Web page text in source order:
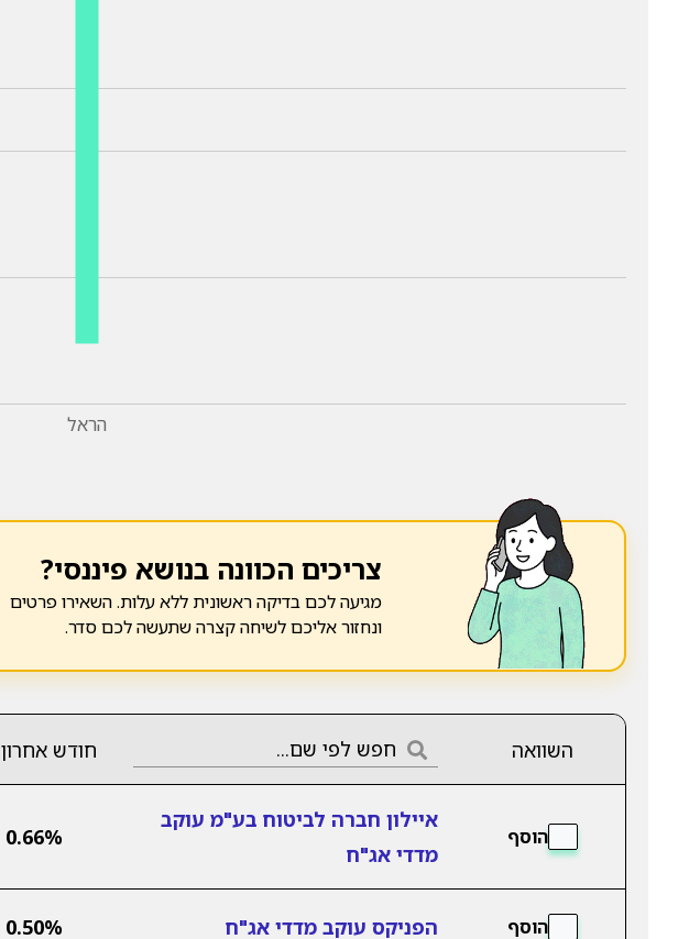
הראל
צריכים הכוונה בנושא פיננסי?
מגיעה לכם בדיקה ראשונית ללא עלות. השאירו פרטים
ונחזור אליכם לשיחה קצרה שתעשה לכם סדר.
השוואה חודש אחרון
הוסף
איילון חברה לביטוח בע"מ עוקב
מדדי אג"ח
0.66%
הוסף הפניקס עוקב מדדי אג"ח 0.50%